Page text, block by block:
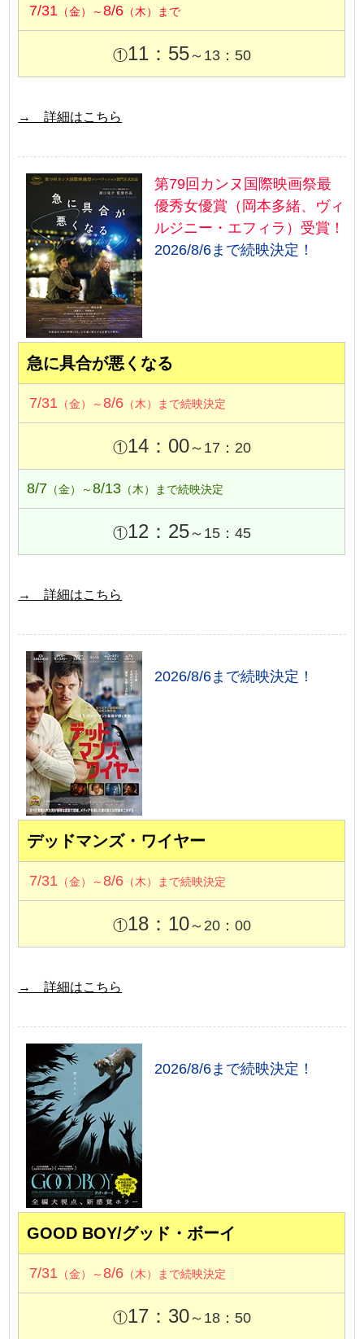
7/31 （金）～8/6 （木）まで
①11：55～13：50
→ 詳細はこちら
第79回カンヌ国際映画祭最
優秀女優賞（岡本多緒、ヴィ
ルジニー・エフィラ）受賞！
2026/8/6まで続映決定！
急に具合が悪くなる
7/31 （金）～8/6 （木）まで続映決定
①14：00～17：20
8/7 （金）～8/13 （木）まで続映決定
①12：25～15：45
→ 詳細はこちら
2026/8/6まで続映決定！
デッドマンズ・ワイヤー
7/31 （金）～8/6 （木）まで続映決定
①18：10～20：00
→ 詳細はこちら
2026/8/6まで続映決定！
GOOD BOY/グッド・ボーイ
7/31 （金）～8/6 （木）まで続映決定
①17：30～18：50